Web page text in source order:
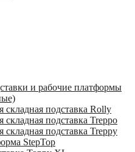
и рабочие платформы
складная подставка Rolly
складная подставка Treppo
складная подставка Treppy
StepTop